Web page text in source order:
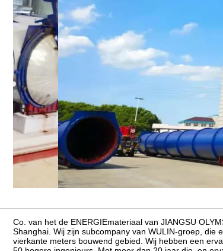
Co. van het de ENERGIEmateriaal van JIANGSU
Shanghai. Wij zijn subcompany van WULIN-groep,
vierkante meters bouwend gebied. Wij hebben een